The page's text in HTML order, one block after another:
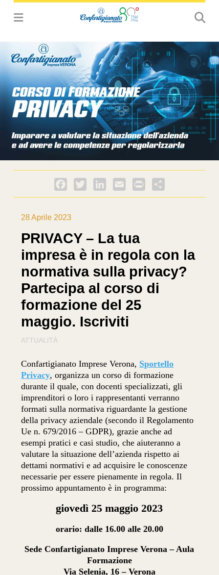
Facebook
Twitter LinkedInEmail PrintFriendly
28 Aprile 2023
PRIVACY – La tua
impresa è in regola con la
normativa sulla privacy?
Partecipa al corso di
formazione del 25
maggio. Iscriviti
ATTUALITÀ
Confartigianato Imprese Verona, Sportello
Privacy, organizza un corso di formazione
durante il quale, con docenti specializzati, gli
imprenditori o loro i rappresentanti verranno
formati sulla normativa riguardante la gestione
della privacy aziendale (secondo il Regolamento
Ue n. 679/2016 – GDPR), grazie anche ad
esempi pratici e casi studio, che aiuteranno a
valutare la situazione dell’azienda rispetto ai
dettami normativi e ad acquisire le conoscenze
necessarie per essere pienamente in regola. Il
prossimo appuntamento è in programma:
giovedì 25 maggio 2023
orario: dalle 16.00 alle 20.00
Sede Confartigianato Imprese Verona – Aula
Formazione
Via Selenia, 16 – Verona